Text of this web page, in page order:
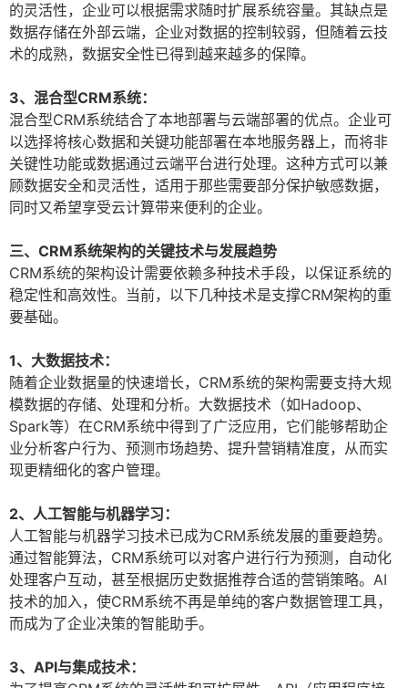
的灵活性，企业可以根据需求随时扩展系统容量。其缺点是
数据存储在外部云端，企业对数据的控制较弱，但随着云技
术的成熟，数据安全性已得到越来越多的保障。
3、混合型CRM系统：
混合型CRM系统结合了本地部署与云端部署的优点。企业可
以选择将核心数据和关键功能部署在本地服务器上，而将非
关键性功能或数据通过云端平台进行处理。这种方式可以兼
顾数据安全和灵活性，适用于那些需要部分保护敏感数据，
同时又希望享受云计算带来便利的企业。
三、CRM系统架构的关键技术与发展趋势
CRM系统的架构设计需要依赖多种技术手段，以保证系统的
稳定性和高效性。当前，以下几种技术是支撑CRM架构的重
要基础。
1、大数据技术：
随着企业数据量的快速增长，CRM系统的架构需要支持大规
模数据的存储、处理和分析。大数据技术（如Hadoop、
Spark等）在CRM系统中得到了广泛应用，它们能够帮助企
业分析客户行为、预测市场趋势、提升营销精准度，从而实
现更精细化的客户管理。
2、人工智能与机器学习：
人工智能与机器学习技术已成为CRM系统发展的重要趋势。
通过智能算法，CRM系统可以对客户进行行为预测，自动化
处理客户互动，甚至根据历史数据推荐合适的营销策略。AI
技术的加入，使CRM系统不再是单纯的客户数据管理工具，
而成为了企业决策的智能助手。
3、API与集成技术：